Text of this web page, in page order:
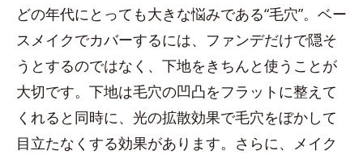
どの年代にとっても大きな悩みである“毛穴”。ベー
スメイクでカバーするには、ファンデだけで隠そ
うとするのではなく、下地をきちんと使うことが
大切です。下地は毛穴の凹凸をフラットに整えて
くれると同時に、光の拡散効果で毛穴をぼかして
目立たなくする効果があります。さらに、メイク